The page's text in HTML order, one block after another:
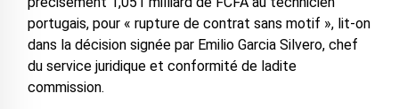
portugais, pour « rupture de contrat sans motif », lit-on
dans la décision signée par Emilio Garcia Silvero, chef
du service juridique et conformité de ladite
commission.